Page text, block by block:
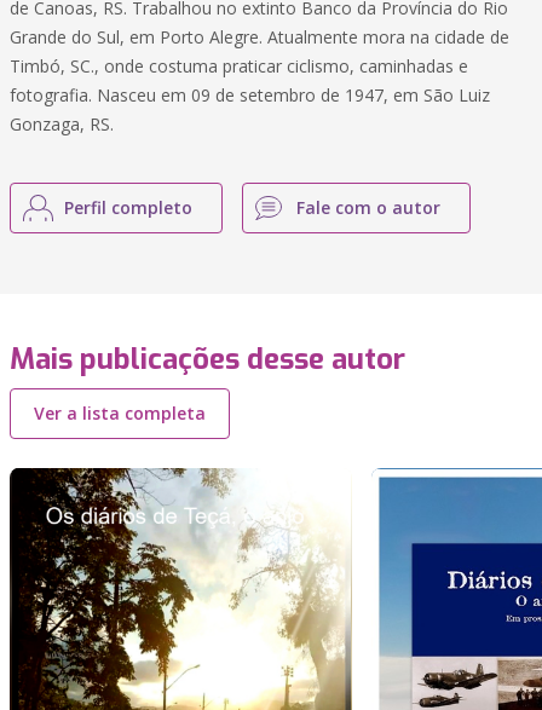
de Canoas, RS. Trabalhou no extinto Banco da Província do Rio
Grande do Sul, em Porto Alegre. Atualmente mora na cidade de
Timbó, SC., onde costuma praticar ciclismo, caminhadas e
fotografia. Nasceu em 09 de setembro de 1947, em São Luiz
Gonzaga, RS.
Perfil completo Fale com o autor
Mais publicações desse autor
Ver a lista completa